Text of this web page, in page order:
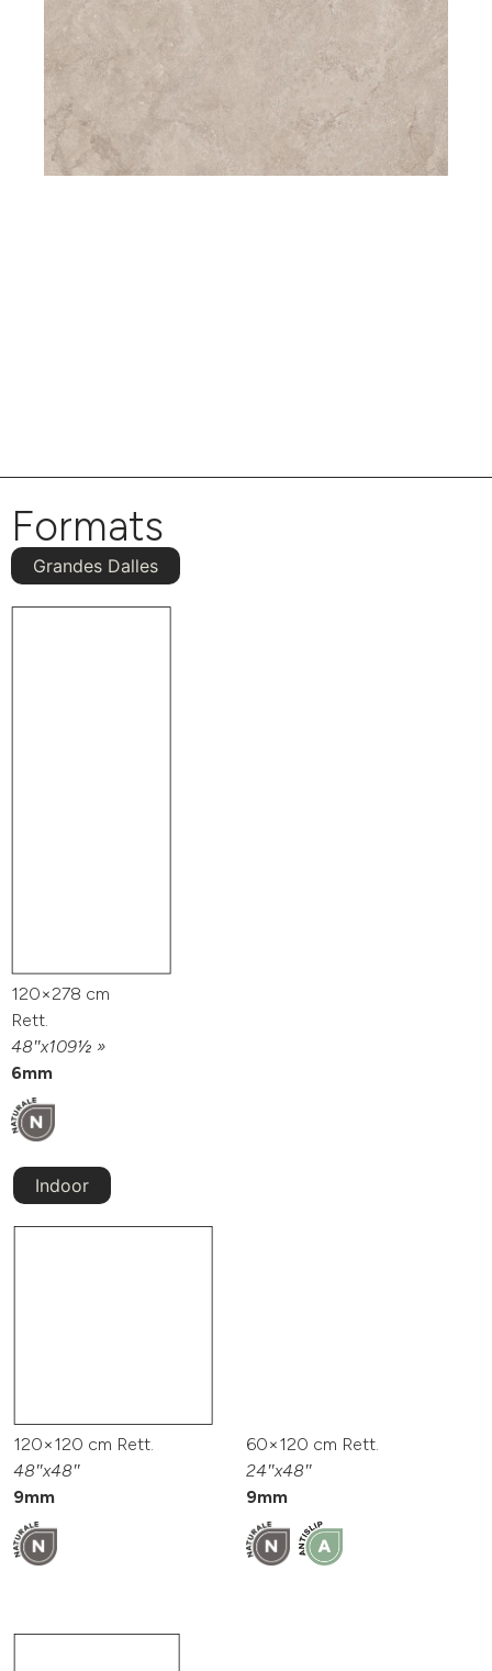
Formats
Grandes Dalles
120×278 cm
Rett.
48″x109½ »
6mm
Indoor
120×120 cm Rett.
48″x48″
9mm
60×120 cm Rett.
24″x48″
9mm